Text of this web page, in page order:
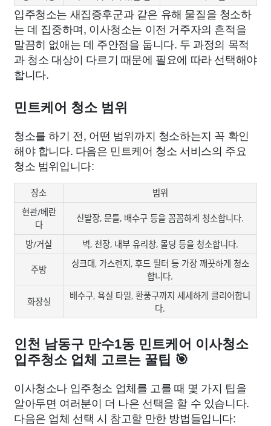
입주청소는 새집증후군과 같은 유해 물질을 청소하
는 데 집중하며, 이사청소는 이전 거주자의 흔적을
말끔히 없애는 데 주안점을 둡니다. 두 과정의 목적
과 청소 대상이 다르기 때문에 필요에 따라 선택해야
합니다.
민트케어 청소 범위
청소를 하기 전, 어떤 범위까지 청소하는지 꼭 확인
해야 합니다. 다음은 민트케어 청소 서비스의 주요
청소 범위입니다:
장소
범위
현관/베란
다
신발장, 문틀, 배수구 등을 꼼꼼하게 청소합니다.
방/거실 벽, 천장, 내부 유리창, 몰딩 등을 청소합니다.
주방
싱크대, 가스렌지, 후드 필터 등 가장 깨끗하게 청소
합니다.
화장실
배수구, 욕실 타일, 환풍구까지 세세하게 클리어합니
다.
인천 남동구 만수1동 민트케어 이사청소
입주청소 업체 고르는 꿀팁 🎯
이사청소나 입주청소 업체를 고를 때 몇 가지 팁을
알아두면 여러분이 더 나은 선택을 할 수 있습니다.
다음은 업체 선택 시 참고할 만한 방법들입니다: